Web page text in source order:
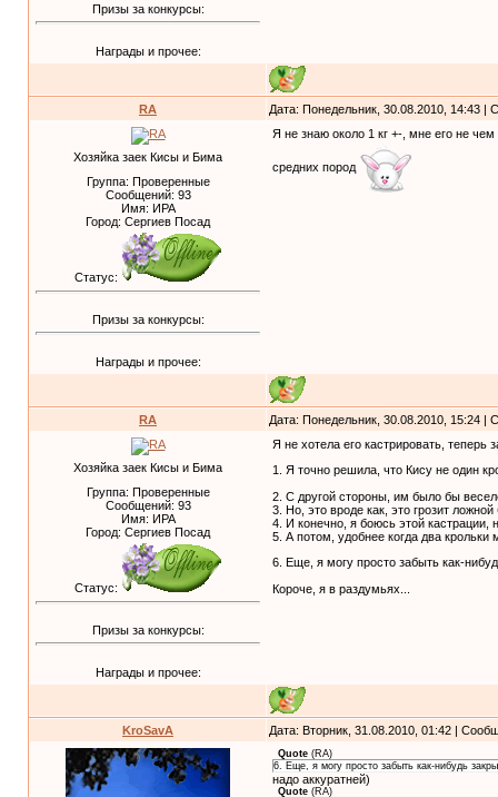
Призы за конкурсы:
Награды и прочее:
RA Дата: Понедельник, 30.08.2010, 14:43 |
Хозяйка заек Кисы и Бима
Группа: Проверенные
Сообщений: 93
Имя: ИРА
Город: Сергиев Посад
Статус:
Призы за конкурсы:
Награды и прочее:
Я не знаю около 1 кг +-, мне его не
средних пород
RA Дата: Понедельник, 30.08.2010, 15:24 |
Хозяйка заек Кисы и Бима
Группа: Проверенные
Сообщений: 93
Имя: ИРА
Город: Сергиев Посад
Статус:
Призы за конкурсы:
Награды и прочее:
Я не хотела его кастрировать, теперь
1. Я точно решила, что Кису не один
2. С другой стороны, им было бы
3. Но, это вроде как, это грозит
4. И конечно, я боюсь этой кастрации,
5. А потом, удобнее когда два
6. Еще, я могу просто забыть как-
Короче, я в раздумьях...
KroSavA Дата: Вторник, 31.08.2010, 01:42 |
Quote (RA)
6. Еще, я могу просто забыть как-нибудь
надо аккуратней)
Quote (RA)